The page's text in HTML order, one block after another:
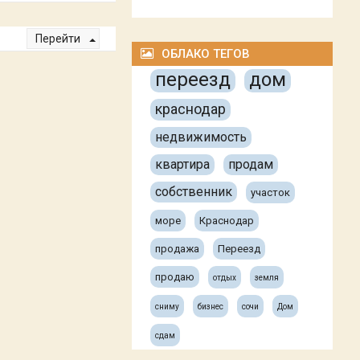
Перейти
ОБЛАКО ТЕГОВ
переезд дом
краснодар
недвижимость
квартира
продам
собственник
участок
море Краснодар
продажа Переезд
продаю отдых земля
сниму бизнес сочи Дом
сдам